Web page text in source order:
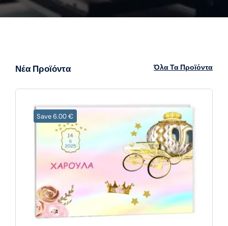
Νέα Προϊόντα Όλα Τα Προϊόντα
Save 6.00 €